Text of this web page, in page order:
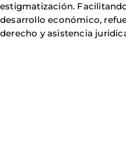
estigmatización.
desarrollo económico,
derecho y asistencia